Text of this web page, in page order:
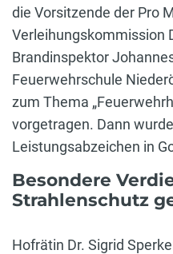
die Vorsitzende der Pro
Verleihungskommission
Brandinspektor
Feuerwehrschule
zum Thema
vorgetragen. Dann
Leistungsabzeichen in
Besondere
Strahlenschutz
Hofrätin Dr. Sigrid